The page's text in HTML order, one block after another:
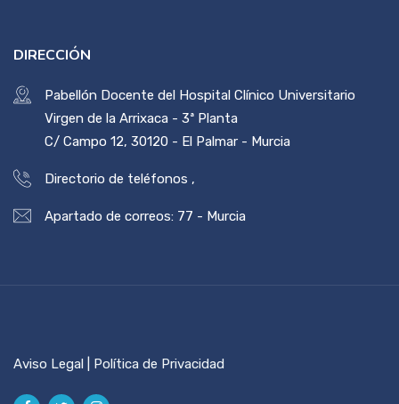
DIRECCIÓN
Pabellón Docente del Hospital Clínico Universitario
Virgen de la Arrixaca - 3ª Planta
C/ Campo 12, 30120 - El Palmar - Murcia
Directorio de teléfonos ,
Apartado de correos: 77 - Murcia
Aviso Legal | Política de Privacidad